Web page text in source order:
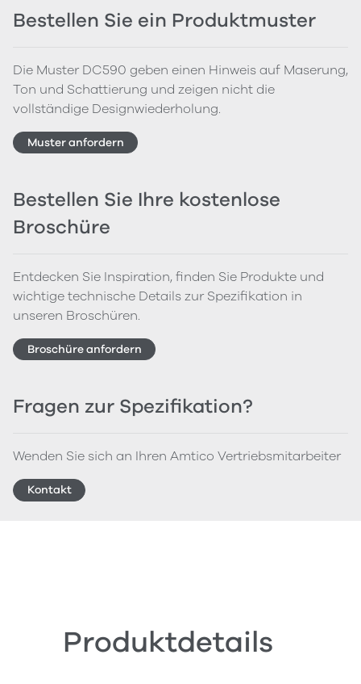
Bestellen Sie ein Produktmuster
Die Muster DC590 geben einen Hinweis auf Maserung,
Ton und Schattierung und zeigen nicht die
vollständige Designwiederholung.
Muster anfordern
Bestellen Sie Ihre kostenlose
Broschüre
Entdecken Sie Inspiration, finden Sie Produkte und
wichtige technische Details zur Spezifikation in
unseren Broschüren.
Broschüre anfordern
Fragen zur Spezifikation?
Wenden Sie sich an Ihren Amtico Vertriebsmitarbeiter
Kontakt
Produktdetails